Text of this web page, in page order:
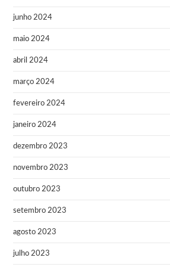
junho 2024
maio 2024
abril 2024
março 2024
fevereiro 2024
janeiro 2024
dezembro 2023
novembro 2023
outubro 2023
setembro 2023
agosto 2023
julho 2023